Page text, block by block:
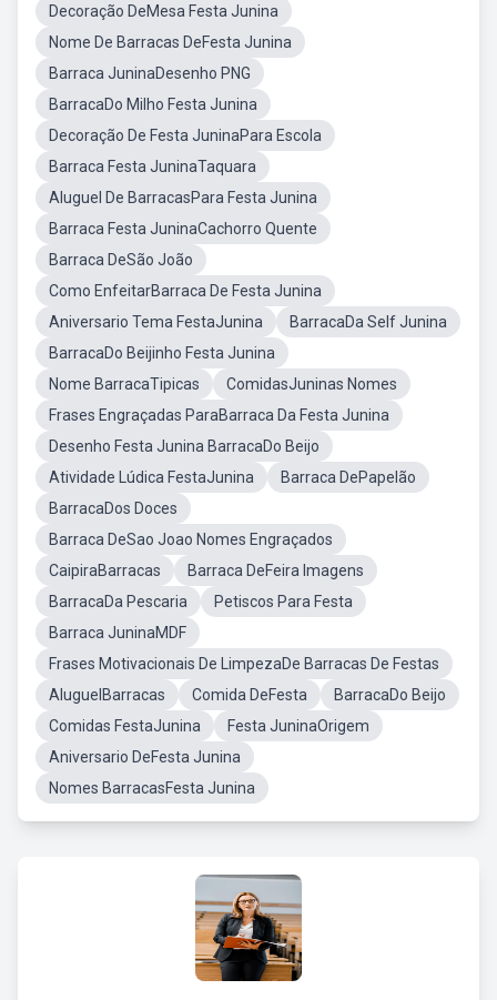
Decoração DeMesa Festa Junina
Nome De Barracas DeFesta Junina
Barraca JuninaDesenho PNG
BarracaDo Milho Festa Junina
Decoração De Festa JuninaPara Escola
Barraca Festa JuninaTaquara
Aluguel De BarracasPara Festa Junina
Barraca Festa JuninaCachorro Quente
Barraca DeSão João
Como EnfeitarBarraca De Festa Junina
Aniversario Tema FestaJunina
BarracaDa Self Junina
BarracaDo Beijinho Festa Junina
Nome BarracaTipicas
ComidasJuninas Nomes
Frases Engraçadas ParaBarraca Da Festa Junina
Desenho Festa Junina BarracaDo Beijo
Atividade Lúdica FestaJunina
Barraca DePapelão
BarracaDos Doces
Barraca DeSao Joao Nomes Engraçados
CaipiraBarracas
Barraca DeFeira Imagens
BarracaDa Pescaria
Petiscos Para Festa
Barraca JuninaMDF
Frases Motivacionais De LimpezaDe Barracas De Festas
AluguelBarracas
Comida DeFesta
BarracaDo Beijo
Comidas FestaJunina
Festa JuninaOrigem
Aniversario DeFesta Junina
Nomes BarracasFesta Junina